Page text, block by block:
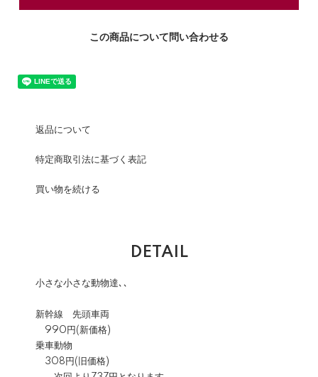
この商品について問い合わせる
返品について
特定商取引法に基づく表記
買い物を続ける
DETAIL
小さな小さな動物達､､
新幹線 先頭車両
990円(新価格)
乗車動物
308円(旧価格)